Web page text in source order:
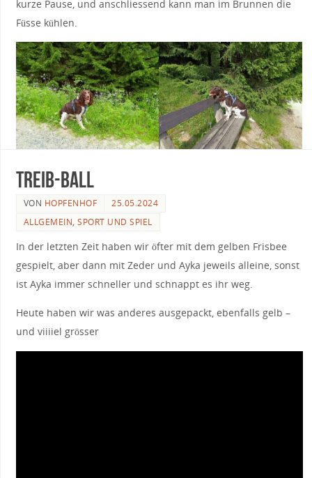
kurze Pause, und anschliessend kann man im Brunnen die
Füsse kühlen.
Treib-Ball
VON HOPFENHOF
25.05.2024
ALLGEMEIN,SPORT UND SPIEL
In der letzten Zeit haben wir öfter mit dem gelben Frisbee
gespielt, aber dann mit Zeder und Ayka jeweils alleine, sonst
ist Ayka immer schneller und schnappt es ihr weg.
Heute haben wir was anderes ausgepackt, ebenfalls gelb –
und viiiiel grösser